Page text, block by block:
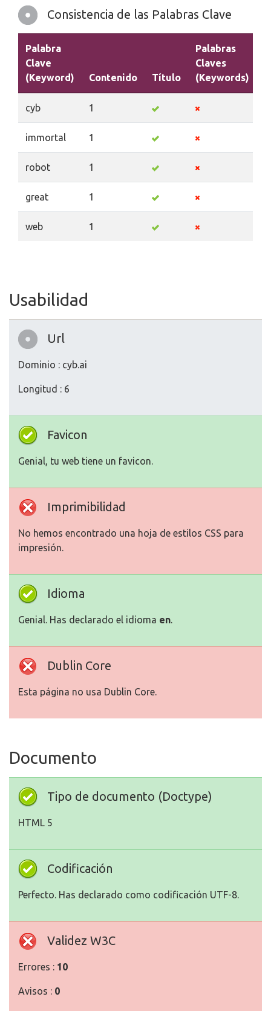
Consistencia de las Palabras Clave
Palabra
Clave
(Keyword)
Contenido Título
Palabras
Claves
(Keywords)
cyb 1
immortal 1
robot 1
great 1
web 1
Usabilidad
Url
Dominio : cyb.ai
Longitud : 6
Favicon
Genial, tu web tiene un favicon.
Imprimibilidad
No hemos encontrado una hoja de estilos CSS para
impresión.
Idioma
Genial. Has declarado el idioma en.
Dublin Core
Esta página no usa Dublin Core.
Documento
Tipo de documento (Doctype)
HTML 5
Codificación
Perfecto. Has declarado como codificación UTF-8.
Validez W3C
Errores : 10
Avisos : 0